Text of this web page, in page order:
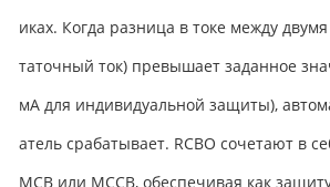
иках. Когда разница в токе между
таточный ток) превышает заданное
мА для индивидуальной защиты),
атель срабатывает. RCBO сочетают в
MCB или MCCB, обеспечивая как